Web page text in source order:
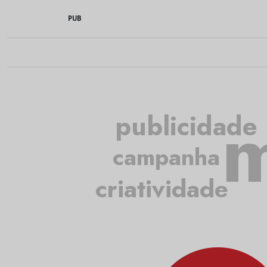
PUB
publicidade
criatividade
campanha